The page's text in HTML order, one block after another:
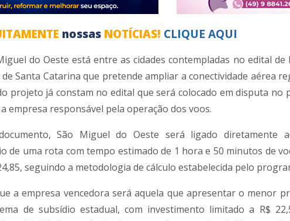
nossas NOTÍCIAS! CLIQUE AQUI
do Oeste está entre as cidades contempladas no edital de
Santa Catarina que pretende ampliar a conectividade aérea
projeto já constam no edital que será colocado em disputa no
empresa responsável pela operação dos voos.
São Miguel do Oeste será ligado diretamente
de uma rota com tempo estimado de 1 hora e 50 minutos de
seguindo a metodologia de cálculo estabelecida pelo
a empresa vencedora será aquela que apresentar o menor
de subsídio estadual, com investimento limitado a R$